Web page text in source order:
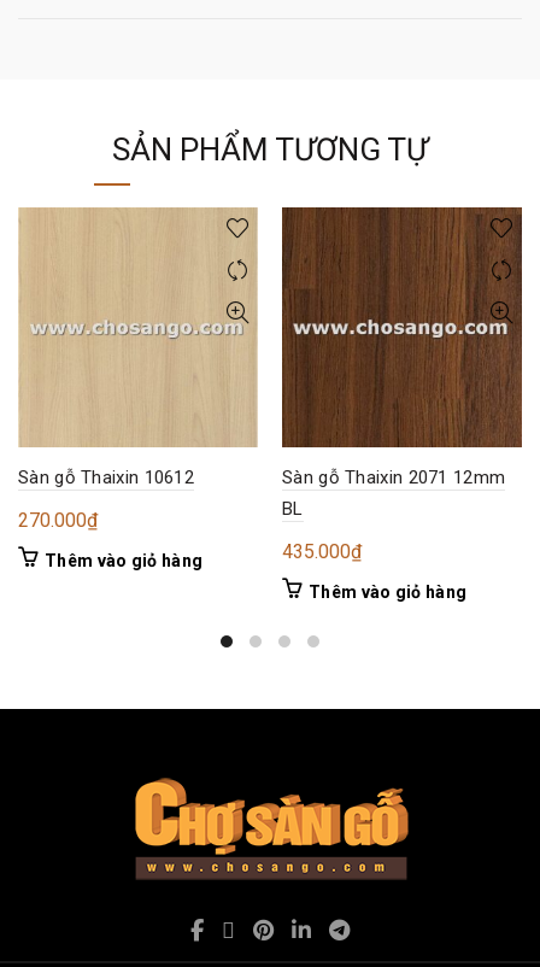
SẢN PHẨM TƯƠNG TỰ
Sàn gỗ Thaixin 10612
270.000₫
Thêm vào giỏ hàng
Sàn gỗ Thaixin 2071 12mm
BL
435.000₫
Thêm vào giỏ hàng